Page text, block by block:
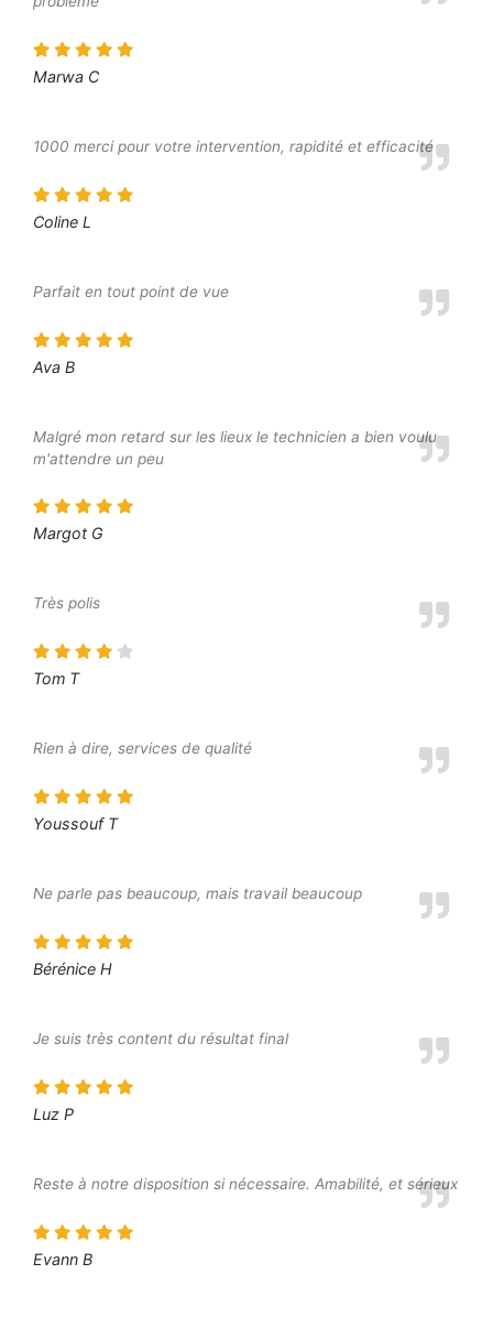
Marwa C
1000 merci pour votre intervention, rapidité et efficacité
Coline L
Parfait en tout point de vue
Ava B
Malgré mon retard sur les lieux le technicien a bien voulu
m'attendre un peu
Margot G
Très polis
Tom T
Rien à dire, services de qualité
Youssouf T
Ne parle pas beaucoup, mais travail beaucoup
Bérénice H
Je suis très content du résultat final
Luz P
Reste à notre disposition si nécessaire. Amabilité, et sérieux
Evann B